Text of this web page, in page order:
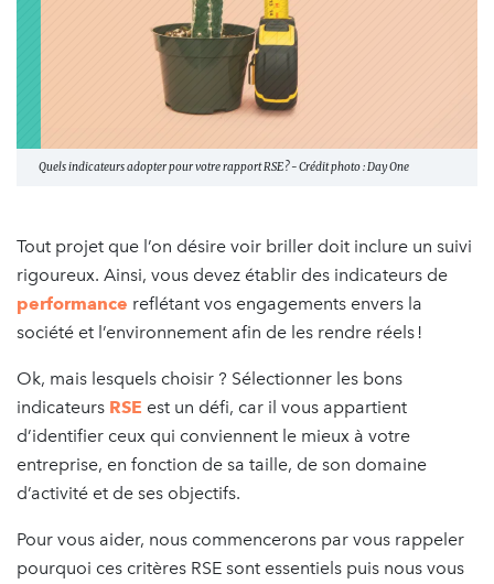
Quels indicateurs adopter pour votre rapport RSE ? - Crédit photo : Day One
Tout projet que l’on désire voir briller doit inclure un suivi
rigoureux. Ainsi, vous devez établir des indicateurs de
performance reflétant vos engagements envers la
société et l’environnement afin de les rendre réels !
Ok, mais lesquels choisir ? Sélectionner les bons
indicateurs RSE est un défi, car il vous appartient
d’identifier ceux qui conviennent le mieux à votre
entreprise, en fonction de sa taille, de son domaine
d’activité et de ses objectifs.
Pour vous aider, nous commencerons par vous rappeler
pourquoi ces critères RSE sont essentiels puis nous vous